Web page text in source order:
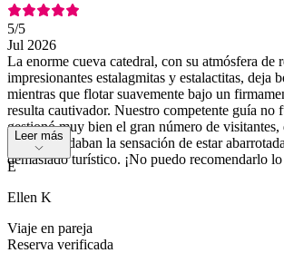
5/5
Jul 2026
La enorme cueva catedral, con su atmósfera de
impresionantes estalagmitas y estalactitas, deja
mientras que flotar suavemente bajo un
resulta cautivador. Nuestro competente guía no
gestionó muy bien el gran número de visitantes,
cuevas no daban la sensación de estar
demasiado turístico. ¡No puedo recomendarlo
Leer más
E
Ellen K
Viaje en pareja
Reserva verificada